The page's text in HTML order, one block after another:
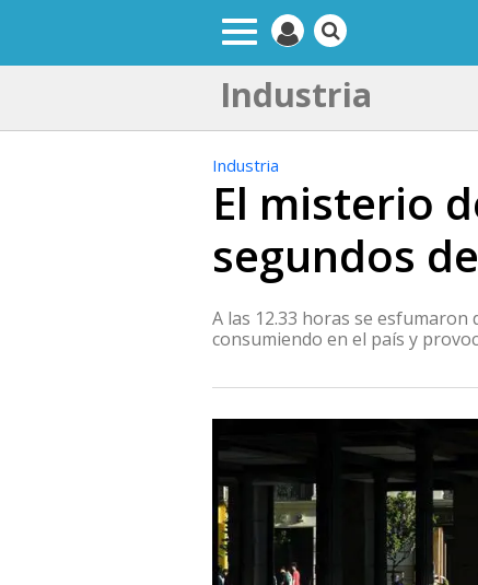
Industria
Industria
El misterio
segundos
A las 12.33 horas se
consumiendo en el país y